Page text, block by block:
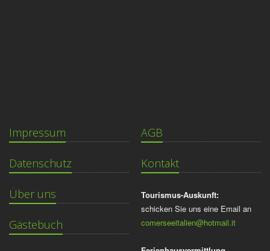
Impressum
Datenschutz
Über uns
Gästebuch
AGB
Kontakt
Tourismus-Auskunft:
schicken Sie uns eine Email an
comerseeitalien@hotmail.it